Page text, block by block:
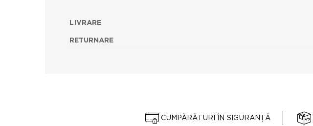
LIVRARE
RETURNARE
CUMPĂRĂTURI ÎN SIGURANȚĂ